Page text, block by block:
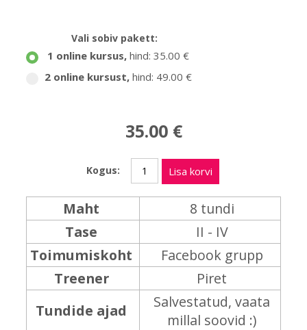
Vali sobiv pakett:
1 online kursus, hind: 35.00 €
2 online kursust, hind: 49.00 €
35.00 €
Kogus: Lisa korvi
Maht
8 tundi
Tase
II - IV
Toimumiskoht
Facebook grupp
Treener
Piret
Tundide ajad
Salvestatud, vaata
millal soovid :)